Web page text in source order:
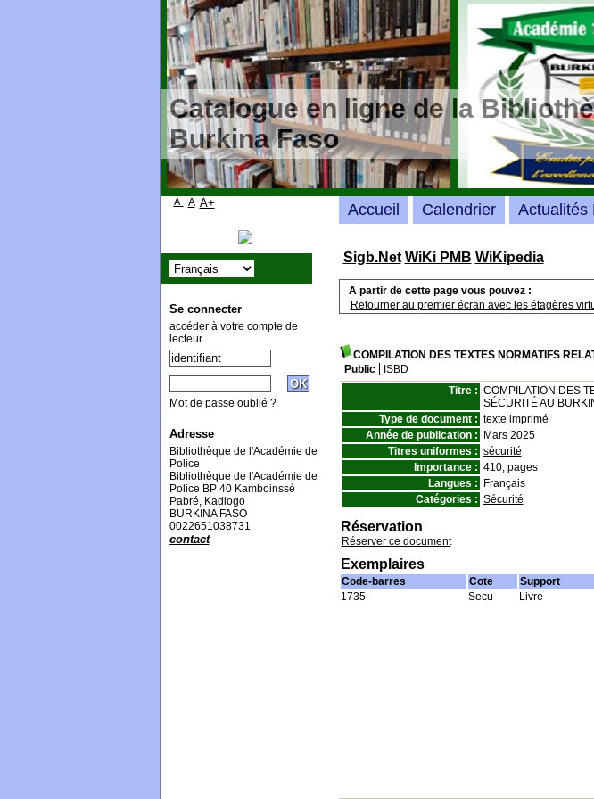
Catalogue en ligne de la
Burkina Faso
Sigb.Net WiKi PMB WiKipedia
A partir de cette page vous pouvez :
Retourner au premier écran avec les étagères
COMPILATION DES TEXTES NORMATIFS
Public
ISBD
Titre : COMPILATION DES
SÉCURITÉ AU
Type de document : texte imprimé
Année de publication :
Mars 2025
Titres uniformes : sécurité
Importance : 410, pages
Langues :
Français
Catégories : Sécurité
Réservation
Réserver ce document
Exemplaires
Code-barres Cote Support
1735
Secu Livre
Accueil Calendrier Actualités
A- A A+
Se connecter
accéder à votre compte de
lecteur
Mot de passe oublié ?
Adresse
Bibliothèque de l'Académie de
Police
Bibliothèque de l'Académie de
Police BP 40 Kamboinssé
Pabré, Kadiogo
BURKINA FASO
0022651038731
contact